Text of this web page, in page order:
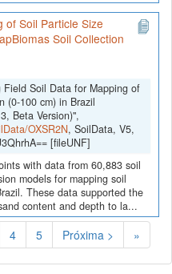
of Soil Particle Size
Soil Collection
Field Soil Data for Mapping of
(0-100 cm) in Brazil
Beta Version)",
OXSR2N, SoilData, V5,
[fileUNF]
with data from 60,883 soil
models for mapping soil
These data supported the
content and depth to la...
4 5 Próxima > »